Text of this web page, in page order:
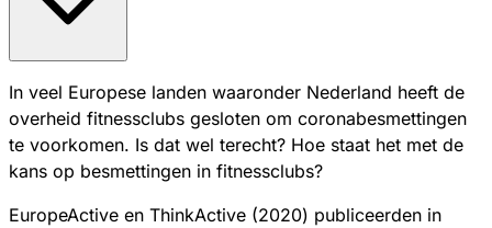
In veel Europese landen waaronder Nederland heeft de
overheid fitnessclubs gesloten om coronabesmettingen
te voorkomen. Is dat wel terecht? Hoe staat het met de
kans op besmettingen in fitnessclubs?
EuropeActive en ThinkActive (2020) publiceerden in